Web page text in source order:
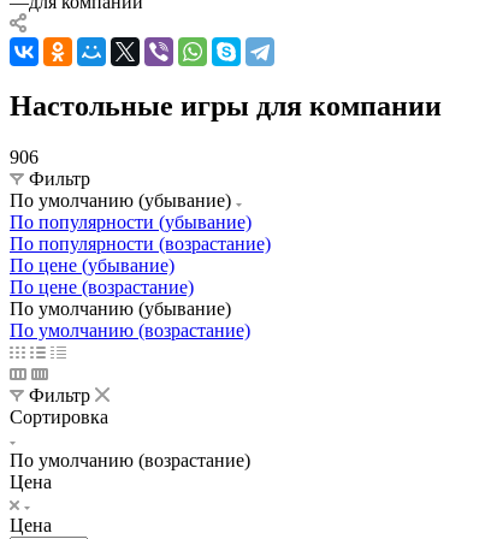
Настольные игры для компании
906
Фильтр
По умолчанию (убывание)
По популярности (убывание)
По популярности (возрастание)
По цене (убывание)
По цене (возрастание)
По умолчанию (убывание)
По умолчанию (возрастание)
Фильтр
Сортировка
По умолчанию (возрастание)
Цена
Цена